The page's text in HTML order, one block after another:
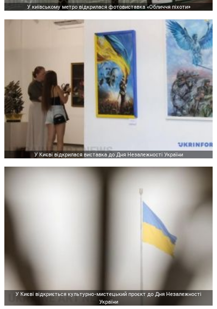
У київському метро відкрилася фотовиставка «Обличчя піхоти»
У Києві відкрилася виставка до Дня Незалежності України
У Києві відкриється культурно-мистецький проєкт до Дня Незалежності
України